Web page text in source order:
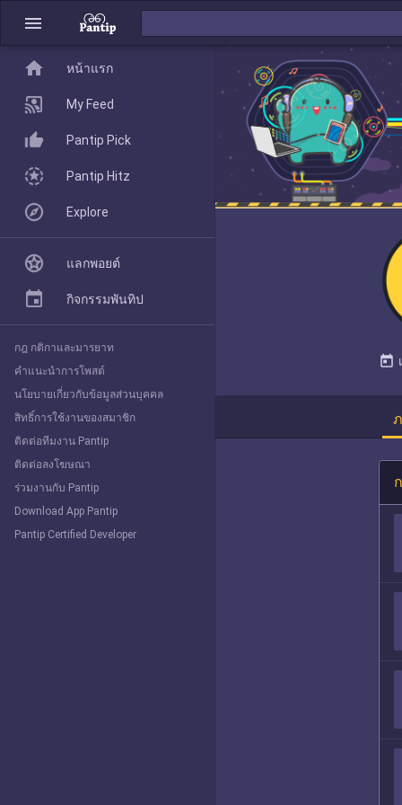
menu
today
home
Pantip Pick
Explore
home หน้าแรก
My Feed
Pantip Pick
Pantip Hitz
Explore
แลกพอยต์
กิจกรรมพันทิป
กฎ กติกาและมารยาท
คำแนะนำการโพสต์
นโยบายเกี่ยวกับข้อมูลส่วนบุคคล
สิทธิ์การใช้งานของสมาชิก
ติดต่อทีมงาน Pantip
ติดต่อลงโฆษณา
ร่วมงานกับ Pantip
Download App Pantip
Pantip Certified Developer